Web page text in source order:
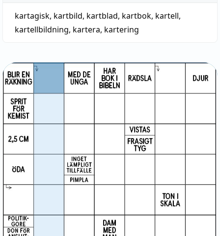
kartagisk, kartbild, kartblad, kartbok, kartell,
kartellbildning, kartera, kartering